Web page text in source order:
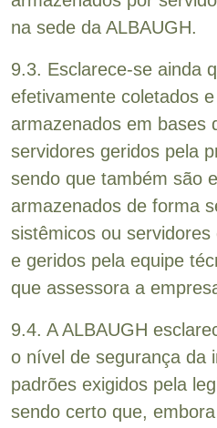
na sede da ALBAUGH.
9.3. Esclarece-se ainda
efetivamente coletados
armazenados em bases
servidores geridos pela
sendo que também são
armazenados de forma
sistêmicos ou
e geridos pela equipe
que assessora a
9.4. A ALBAUGH
o nível de segurança da
padrões exigidos pela
sendo certo que,